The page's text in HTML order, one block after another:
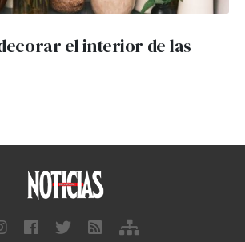
el interior de las